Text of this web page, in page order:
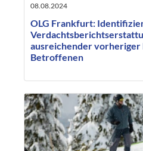
08.08.2024
OLG Frankfurt:
ausreichender
Betroffenen